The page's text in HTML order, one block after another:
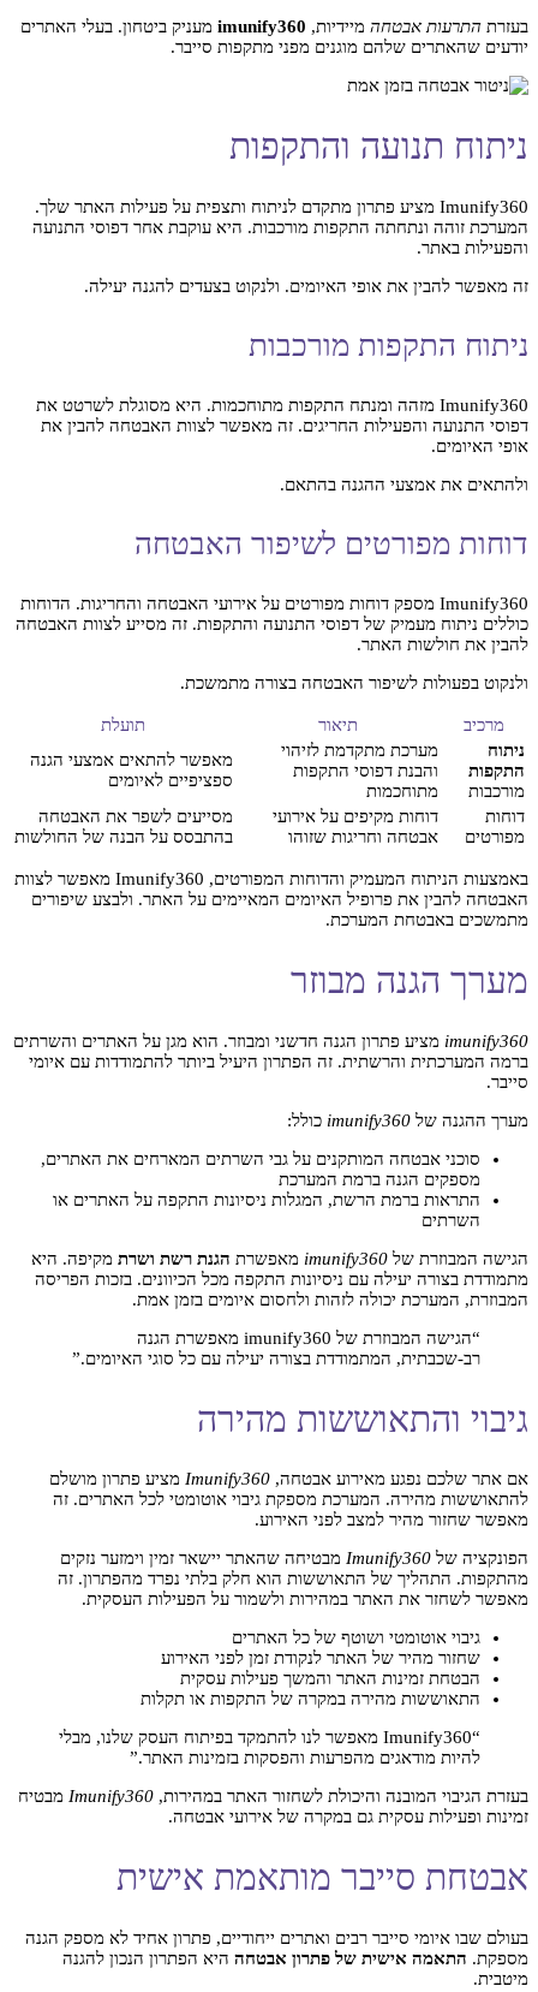
בעזרת התרעות אבטחה מיידיות, imunify360 מעניק ביטחון. בעלי האתרים
יודעים שהאתרים שלהם מוגנים מפני מתקפות סייבר.
ניתוח תנועה והתקפות
Imunify360 מציע פתרון מתקדם לניתוח ותצפית על פעילות האתר שלך.
המערכת זוהה ונתחתה התקפות מורכבות. היא עוקבת אחר דפוסי התנועה
והפעילות באתר.
זה מאפשר להבין את אופי האיומים. ולנקוט בצעדים להגנה יעילה.
ניתוח התקפות מורכבות
Imunify360 מזהה ומנתח התקפות מתוחכמות. היא מסוגלת לשרטט את
דפוסי התנועה והפעילות החריגים. זה מאפשר לצוות האבטחה להבין את
אופי האיומים.
ולהתאים את אמצעי ההגנה בהתאם.
דוחות מפורטים לשיפור האבטחה
Imunify360 מספק דוחות מפורטים על אירועי האבטחה והחריגות. הדוחות
כוללים ניתוח מעמיק של דפוסי התנועה והתקפות. זה מסייע לצוות האבטחה
להבין את חולשות האתר.
ולנקוט בפעולות לשיפור האבטחה בצורה מתמשכת.
מרכיב תיאור
תועלת
ניתוח
התקפות
מורכבות
מערכת מתקדמת לזיהוי
והבנת דפוסי התקפות
מתוחכמות
מאפשר להתאים אמצעי הגנה
ספציפיים לאיומים
דוחות
מפורטים
דוחות מקיפים על אירועי
אבטחה וחריגות שזוהו
מסייעים לשפר את האבטחה
בהתבסס על הבנה של החולשות
באמצעות הניתוח המעמיק והדוחות המפורטים, Imunify360 מאפשר לצוות
האבטחה להבין את פרופיל האיומים המאיימים על האתר. ולבצע שיפורים
מתמשכים באבטחת המערכת.
מערך הגנה מבוזר
imunify360 מציע פתרון הגנה חדשני ומבוזר. הוא מגן על האתרים והשרתים
ברמה המערכתית והרשתית. זה הפתרון היעיל ביותר להתמודדות עם איומי
סייבר.
מערך ההגנה של imunify360 כולל:
סוכני אבטחה המותקנים על גבי השרתים המארחים את האתרים,
מספקים הגנה ברמת המערכת
התראות ברמת הרשת, המגלות ניסיונות התקפה על האתרים או
השרתים
הגישה המבוזרת של imunify360 מאפשרת הגנת רשת ושרת מקיפה. היא
מתמודדת בצורה יעילה עם ניסיונות התקפה מכל הכיוונים. בזכות הפריסה
המבוזרת, המערכת יכולה לזהות ולחסום איומים בזמן אמת.
“הגישה המבוזרת של imunify360 מאפשרת הגנה
רב-שכבתית, המתמודדת בצורה יעילה עם כל סוגי האיומים.”
גיבוי והתאוששות מהירה
אם אתר שלכם נפגע מאירוע אבטחה, Imunify360 מציע פתרון מושלם
להתאוששות מהירה. המערכת מספקת גיבוי אוטומטי לכל האתרים. זה
מאפשר שחזור מהיר למצב לפני האירוע.
הפונקציה של Imunify360 מבטיחה שהאתר יישאר זמין וימזער נזקים
מהתקפות. התהליך של התאוששות הוא חלק בלתי נפרד מהפתרון. זה
מאפשר לשחזר את האתר במהירות ולשמור על הפעילות העסקית.
גיבוי אוטומטי ושוטף של כל האתרים
שחזור מהיר של האתר לנקודת זמן לפני האירוע
הבטחת זמינות האתר והמשך פעילות עסקית
התאוששות מהירה במקרה של התקפות או תקלות
“Imunify360 מאפשר לנו להתמקד בפיתוח העסק שלנו, מבלי
להיות מודאגים מהפרעות והפסקות בזמינות האתר.”
בעזרת הגיבוי המובנה והיכולת לשחזור האתר במהירות, Imunify360 מבטיח
זמינות ופעילות עסקית גם במקרה של אירועי אבטחה.
אבטחת סייבר מותאמת אישית
בעולם שבו איומי סייבר רבים ואתרים ייחודיים, פתרון אחיד לא מספק הגנה
מספקת. התאמה אישית של פתרון אבטחה היא הפתרון הנכון להגנה
מיטבית.